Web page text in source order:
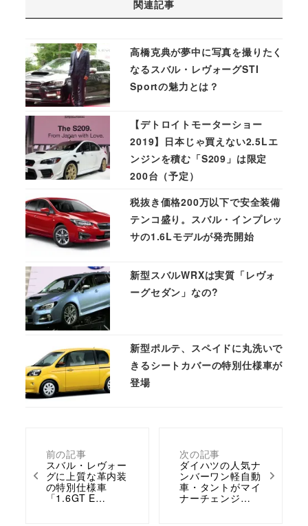
前の記事
スバル・レヴォー
グに上質な革内装
の特別仕様車
「1.6GT E…
次の記事
ダイハツの人気ナ
ンバーワン軽自動
車・タントがマイ
ナーチェンジ…
関連記事
高橋克典が夢中に写真を撮りたく
なるスバル・レヴォーグSTI
Sportの魅力とは？
【デトロイトモーターショー
2019】日本じゃ買えない2.5Lエ
ンジンを積む「S209」は限定
200台（予定）
税抜き価格200万以下で安全装備
テンコ盛り。スバル・インプレッ
サの1.6Lモデルが発売開始
新型スバルWRXは実質「レヴォ
ーグセダン」なの?
新型ポルテ、スペイドに丸洗いで
きるシートカバーの特別仕様車が
登場